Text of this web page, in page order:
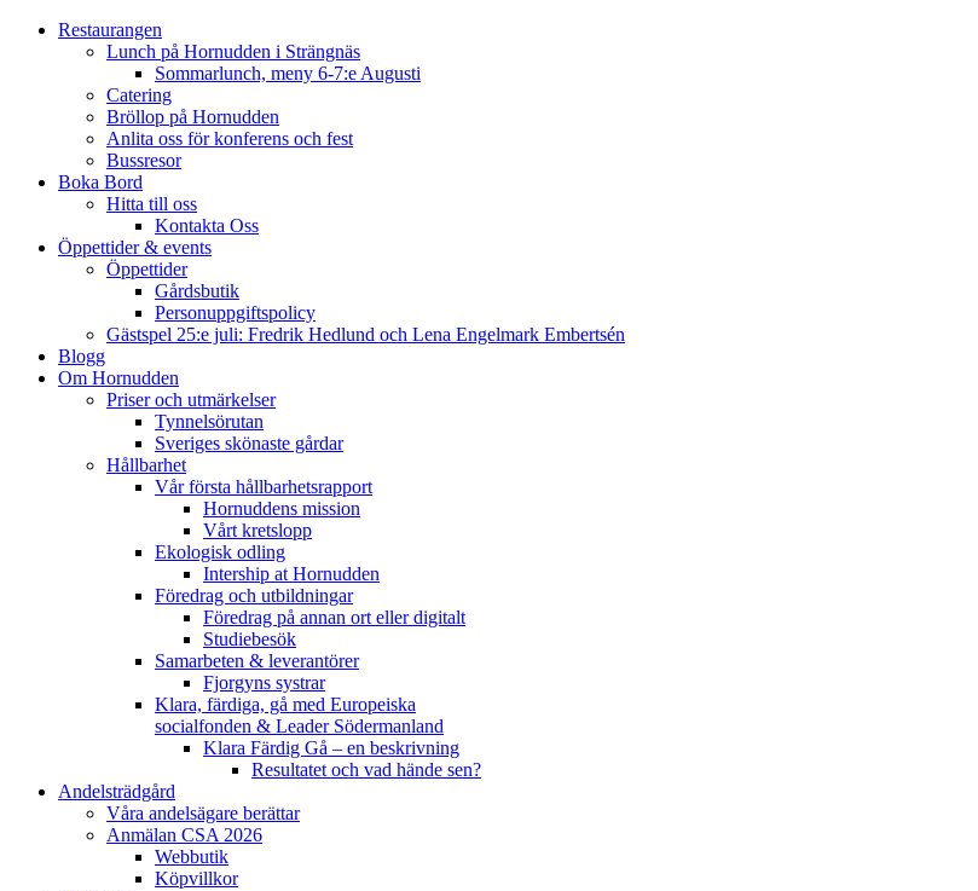
Restaurangen
Lunch på Hornudden i Strängnäs
Sommarlunch, meny 6-7:e Augusti
Catering
Bröllop på Hornudden
Anlita oss för konferens och fest
Bussresor
Boka Bord
Hitta till oss
Kontakta Oss
Öppettider & events
Öppettider
Gårdsbutik
Personuppgiftspolicy
Gästspel 25:e juli: Fredrik Hedlund och Lena Engelmark Embertsén
Blogg
Om Hornudden
Priser och utmärkelser
Tynnelsörutan
Sveriges skönaste gårdar
Hållbarhet
Vår första hållbarhetsrapport
Hornuddens mission
Vårt kretslopp
Ekologisk odling
Intership at Hornudden
Föredrag och utbildningar
Föredrag på annan ort eller digitalt
Studiebesök
Samarbeten & leverantörer
Fjorgyns systrar
Klara, färdiga, gå med Europeiska
socialfonden & Leader Södermanland
Klara Färdig Gå – en beskrivning
Resultatet och vad hände sen?
Andelsträdgård
Våra andelsägare berättar
Anmälan CSA 2026
Webbutik
Köpvillkor